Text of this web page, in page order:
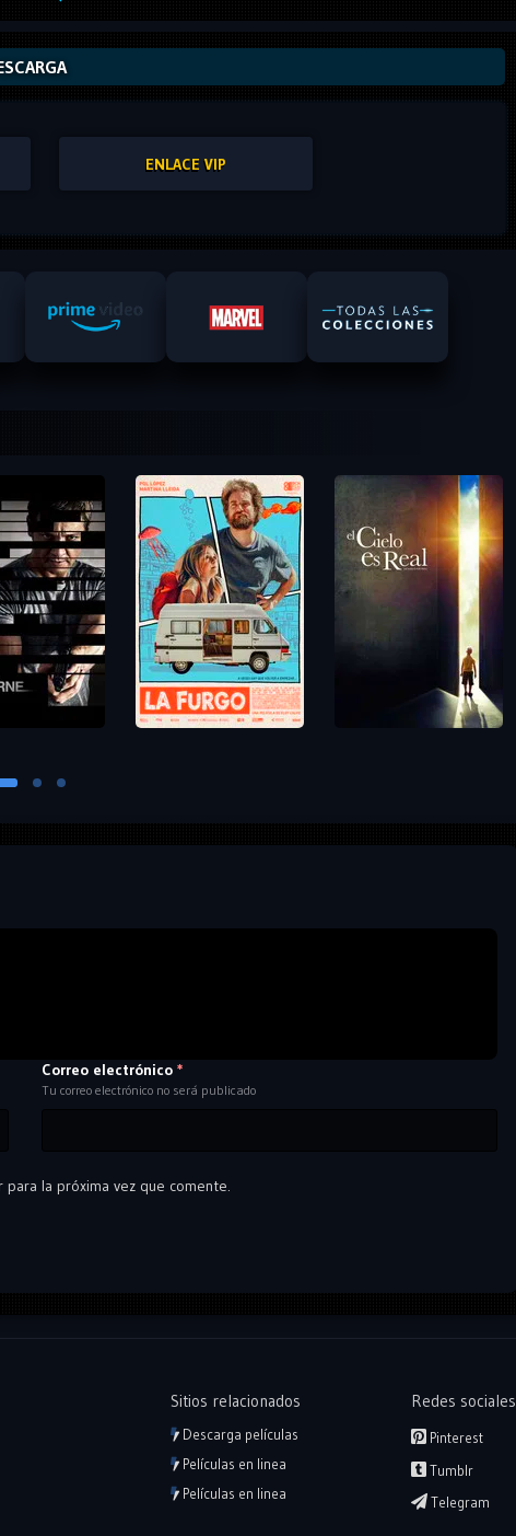
ENLACE VIP
Correo electrónico *
Tu correo electrónico no será publicado
la próxima vez que comente.
Sitios relacionados
Descarga películas
Películas en linea
Películas en linea
Redes sociales
Pinterest
Tumblr
Telegram